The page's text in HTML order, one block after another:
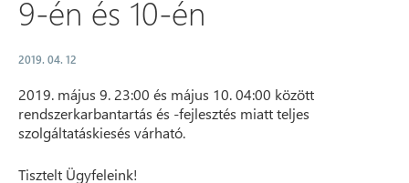
9-én és 10-én
2019. 04. 12
2019. május 9. 23:00 és május 10. 04:00 között
rendszerkarbantartás és -fejlesztés miatt teljes
szolgáltatáskiesés várható.
Tisztelt Ügyfeleink!